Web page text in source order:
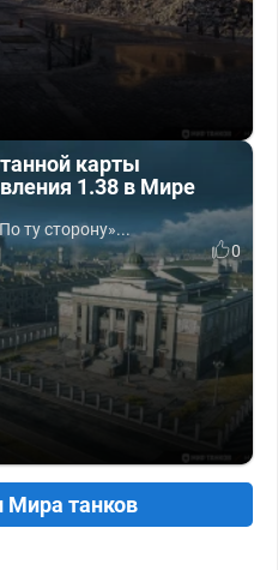
карты
1.38 в Мире
ту сторону»...
0
Мира танков